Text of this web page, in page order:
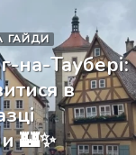
ГАЙДИ
на-Таубері:
в
🏰✨